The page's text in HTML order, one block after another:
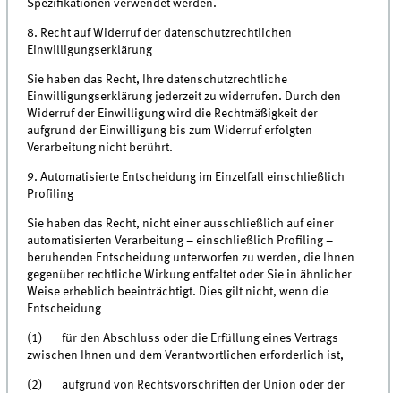
Spezifikationen verwendet werden.
8. Recht auf Widerruf der datenschutzrechtlichen
Einwilligungserklärung
Sie haben das Recht, Ihre datenschutzrechtliche
Einwilligungserklärung jederzeit zu widerrufen. Durch den
Widerruf der Einwilligung wird die Rechtmäßigkeit der
aufgrund der Einwilligung bis zum Widerruf erfolgten
Verarbeitung nicht berührt.
9. Automatisierte Entscheidung im Einzelfall einschließlich
Profiling
Sie haben das Recht, nicht einer ausschließlich auf einer
automatisierten Verarbeitung – einschließlich Profiling –
beruhenden Entscheidung unterworfen zu werden, die Ihnen
gegenüber rechtliche Wirkung entfaltet oder Sie in ähnlicher
Weise erheblich beeinträchtigt. Dies gilt nicht, wenn die
Entscheidung
(1) für den Abschluss oder die Erfüllung eines Vertrags
zwischen Ihnen und dem Verantwortlichen erforderlich ist,
(2) aufgrund von Rechtsvorschriften der Union oder der